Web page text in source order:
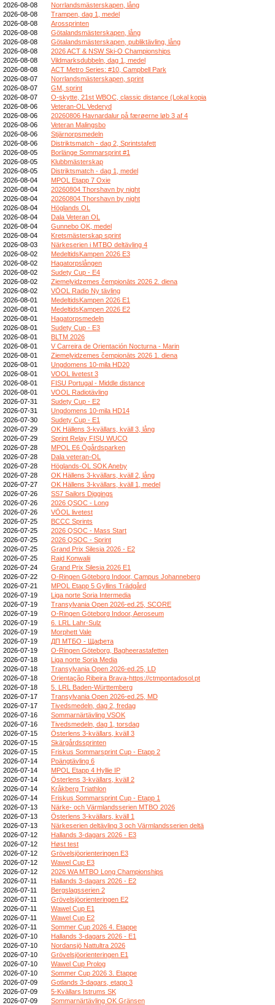
2026-08-08
Norrlandsmästerskapen, lång
2026-08-08
Trampen, dag 1, medel
2026-08-08
Arossprinten
2026-08-08
Götalandsmästerskapen, lång
2026-08-08
Götalandsmästerskapen, publiktävling, lång
2026-08-08
2026 ACT & NSW Ski-O Championships
2026-08-08
Vildmarksdubbeln, dag 1, medel
2026-08-08
ACT Metro Series: #10, Campbell Park
2026-08-07
Norrlandsmästerskapen, sprint
2026-08-07
GM, sprint
2026-08-07
O-skytte, 21st WBOC, classic distance (Lokal kopia
2026-08-06
Veteran-OL Vederyd
2026-08-06
20260806 Havnardalur på færøerne løb 3 af 4
2026-08-06
Veteran Malingsbo
2026-08-06
Stjärnorpsmedeln
2026-08-06
Distriktsmatch - dag 2, Sprintstafett
2026-08-05
Borlänge Sommarsprint #1
2026-08-05
Klubbmästerskap
2026-08-05
Distriktsmatch - dag 1, medel
2026-08-04
MPOL Etapp 7 Oxie
2026-08-04
20260804 Thorshavn by night
2026-08-04
20260804 Thorshavn by night
2026-08-04
Höglands OL
2026-08-04
Dala Veteran OL
2026-08-04
Gunnebo OK, medel
2026-08-04
Kretsmästerskap sprint
2026-08-03
Närkeserien i MTBO deltävling 4
2026-08-02
MedeltidsKampen 2026 E3
2026-08-02
Hagatorpslången
2026-08-02
Sudety Cup - E4
2026-08-02
Ziemeļvidzemes čempionāts 2026 2. diena
2026-08-02
VÖOL Radio Ny tävling
2026-08-01
MedeltidsKampen 2026 E1
2026-08-01
MedeltidsKampen 2026 E2
2026-08-01
Hagatorpsmedeln
2026-08-01
Sudety Cup - E3
2026-08-01
BLTM 2026
2026-08-01
V Carreira de Orientación Nocturna - Marin
2026-08-01
Ziemeļvidzemes čempionāts 2026 1. diena
2026-08-01
Ungdomens 10-mila HD20
2026-08-01
VOOL livetest 3
2026-08-01
FISU Portugal - Middle distance
2026-08-01
VOOL Radiotävling
2026-07-31
Sudety Cup - E2
2026-07-31
Ungdomens 10-mila HD14
2026-07-30
Sudety Cup - E1
2026-07-29
OK Hällens 3-kvällars, kväll 3, lång
2026-07-29
Sprint Relay FISU WUCO
2026-07-28
MPOL E6 Ögårdsparken
2026-07-28
Dala veteran-OL
2026-07-28
Höglands-OL SOK Aneby
2026-07-28
OK Hällens 3-kvällars, kväll 2, lång
2026-07-27
OK Hällens 3-kvällars, kväll 1, medel
2026-07-26
SS7 Sailors Diggings
2026-07-26
2026 QSOC - Long
2026-07-26
VÖOL livetest
2026-07-25
BCCC Sprints
2026-07-25
2026 QSOC - Mass Start
2026-07-25
2026 QSOC - Sprint
2026-07-25
Grand Prix Silesia 2026 - E2
2026-07-25
Rajd Konwalii
2026-07-24
Grand Prix Silesia 2026 E1
2026-07-22
O-Ringen Göteborg Indoor, Campus Johanneberg
2026-07-21
MPOL Etapp 5 Gyllins Trädgård
2026-07-19
Liga norte Soria Intermedia
2026-07-19
Transylvania Open 2026-ed.25, SCORE
2026-07-19
O-Ringen Göteborg Indoor, Aeroseum
2026-07-19
6. LRL Lahr-Sulz
2026-07-19
Morphett Vale
2026-07-19
ДП МТБО - Щафета
2026-07-19
O-Ringen Göteborg, Bagheerastafetten
2026-07-18
Liga norte Soria Media
2026-07-18
Transylvania Open 2026-ed.25, LD
2026-07-18
Orientação Ribeira Brava-https://ctmpontadosol.pt
2026-07-18
5. LRL Baden-Württemberg
2026-07-17
Transylvania Open 2026-ed.25, MD
2026-07-17
Tivedsmedeln, dag 2, fredag
2026-07-16
Sommarnärtävling VSOK
2026-07-16
Tivedsmedeln, dag 1, torsdag
2026-07-15
Österlens 3-kvällars, kväll 3
2026-07-15
Skärgårdssprinten
2026-07-15
Friskus Sommarsprint Cup - Etapp 2
2026-07-14
Poängtävling 6
2026-07-14
MPOL Etapp 4 Hyllie IP
2026-07-14
Österlens 3-kvällars, kväll 2
2026-07-14
Kråkberg Triathlon
2026-07-14
Friskus Sommarsprint Cup - Etapp 1
2026-07-13
Närke- och Värmlandsserien MTBO 2026
2026-07-13
Österlens 3-kvällars, kväll 1
2026-07-13
Närkeserien deltävling 3 och Värmlandsserien deltä
2026-07-12
Hallands 3-dagars 2026 - E3
2026-07-12
Høst test
2026-07-12
Grövelsjöorienteringen E3
2026-07-12
Wawel Cup E3
2026-07-12
2026 WA MTBO Long Championships
2026-07-11
Hallands 3-dagars 2026 - E2
2026-07-11
Bergslagsserien 2
2026-07-11
Grövelsjöorienteringen E2
2026-07-11
Wawel Cup E1
2026-07-11
Wawel Cup E2
2026-07-11
Sommer Cup 2026 4. Etappe
2026-07-10
Hallands 3-dagars 2026 - E1
2026-07-10
Nordansjö Nattultra 2026
2026-07-10
Grövelsjöorienteringen E1
2026-07-10
Wawel Cup Prolog
2026-07-10
Sommer Cup 2026 3. Etappe
2026-07-09
Gotlands 3-dagars, etapp 3
2026-07-09
5-Kvällars Istrums SK
2026-07-09
Sommarnärtävling OK Gränsen